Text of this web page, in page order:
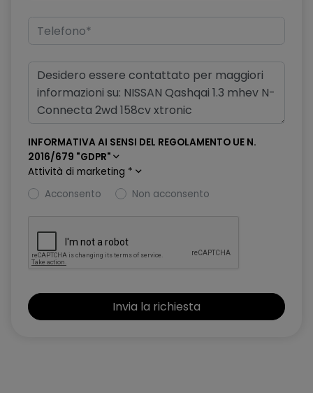
Illuminazione ambientale console centrale
Illuminazione bagagliaio
Integrazione Smartphone e compatibilità Apple CarPlay e
Intelligent Forward Collision Warning
Junction assist
Interruttore avviamento motore
Lane Departure Warning
INFORMATIVA AI SENSI DEL REGOLAMENTO UE N.
2016/679 "GDPR"
Attività di marketing *
Acconsento
Non acconsento